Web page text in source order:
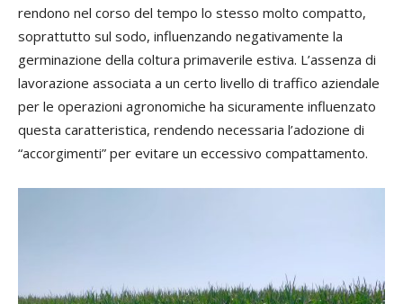
rendono nel corso del tempo lo stesso molto compatto,
soprattutto sul sodo, influenzando negativamente la
germinazione della coltura primaverile estiva. L’assenza di
lavorazione associata a un certo livello di traffico aziendale
per le operazioni agronomiche ha sicuramente influenzato
questa caratteristica, rendendo necessaria l’adozione di
“accorgimenti” per evitare un eccessivo compattamento.